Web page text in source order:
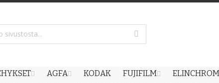
AGFA KODAK FUJIFILM ELINCHROM